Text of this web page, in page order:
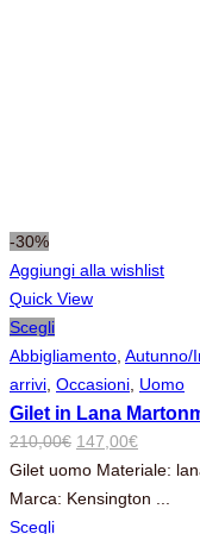
-30%
Aggiungi alla wishlist
Quick View
Scegli
Abbigliamento Autunno/
arrivi Occasioni Uomo
Gilet in Lana
210,00€ Il
prezzo
originale
147,00€Il
prezzo
attuale
Gilet uomo Materiale:
Marca: Kensington ...
Scegli